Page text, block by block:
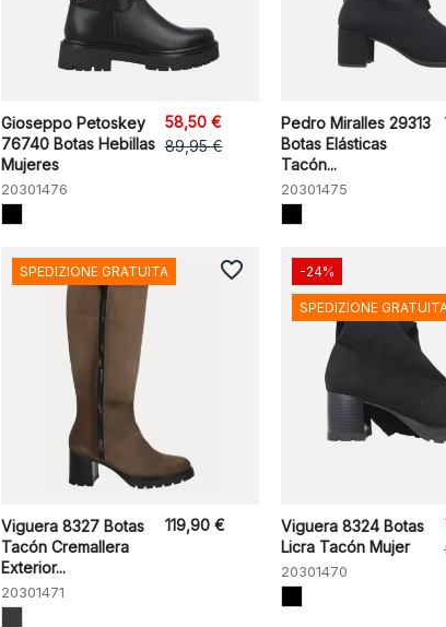
Gioseppo Petoskey
76740 Botas Hebillas
Mujeres
20301476
58,50 €
89,95 €
Pedro Miralles 29313
Botas Elásticas
Tacón...
20301475
Viguera 8327 Botas
Tacón Cremallera
Exterior...
20301471
119,90 €
SPEDIZIONE GRATUITA favorite_border
Viguera 8324 Botas
Licra Tacón Mujer
20301470
-24%
SPEDIZIONE